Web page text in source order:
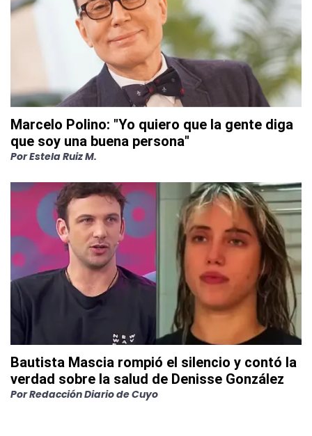
Marcelo Polino: "Yo quiero que la gente diga
que soy una buena persona"
PorEstela Ruiz M.
Bautista Mascia rompió el silencio y contó la
verdad sobre la salud de Denisse González
PorRedacción Diario de Cuyo